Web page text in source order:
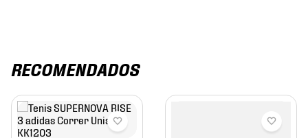
RECOMENDADOS